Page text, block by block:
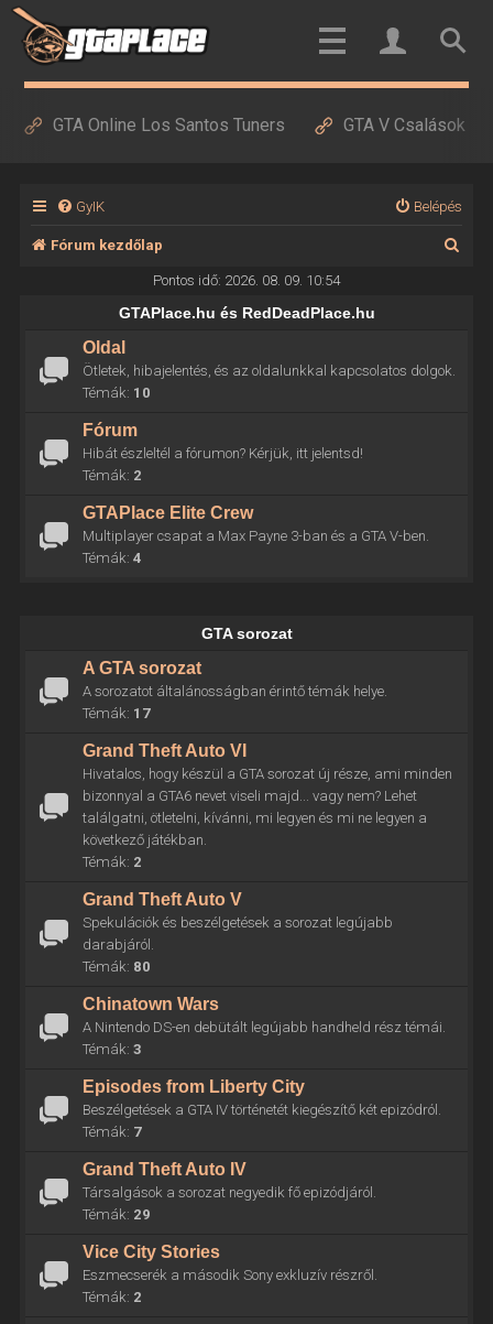
GTA Online Los Santos Tuners GTA V Csalások
GyIK Belépés
Fórum kezdőlap
Pontos idő: 2026. 08. 09. 10:54
GTAPlace.hu és RedDeadPlace.hu
Oldal
Ötletek, hibajelentés, és az oldalunkkal kapcsolatos dolgok.
Témák: 10
Fórum
Hibát észleltél a fórumon? Kérjük, itt jelentsd!
Témák: 2
GTAPlace Elite Crew
Multiplayer csapat a Max Payne 3-ban és a GTA V-ben.
Témák: 4
GTA sorozat
A GTA sorozat
A sorozatot általánosságban érintő témák helye.
Témák: 17
Grand Theft Auto VI
Hivatalos, hogy készül a GTA sorozat új része, ami minden
bizonnyal a GTA6 nevet viseli majd... vagy nem? Lehet
találgatni, ötletelni, kívánni, mi legyen és mi ne legyen a
következő játékban.
Témák: 2
Grand Theft Auto V
Spekulációk és beszélgetések a sorozat legújabb
darabjáról.
Témák: 80
Chinatown Wars
A Nintendo DS-en debütált legújabb handheld rész témái.
Témák: 3
Episodes from Liberty City
Beszélgetések a GTA IV történetét kiegészítő két epizódról.
Témák: 7
Grand Theft Auto IV
Társalgások a sorozat negyedik fő epizódjáról.
Témák: 29
Vice City Stories
Eszmecserék a második Sony exkluzív részről.
Témák: 2